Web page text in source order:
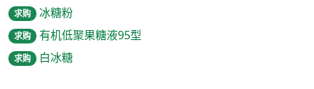
求购 冰糖粉
求购 有机低聚果糖液95型
求购 白冰糖